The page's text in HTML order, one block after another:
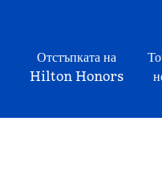
Отстъпката на
Hilton Honors